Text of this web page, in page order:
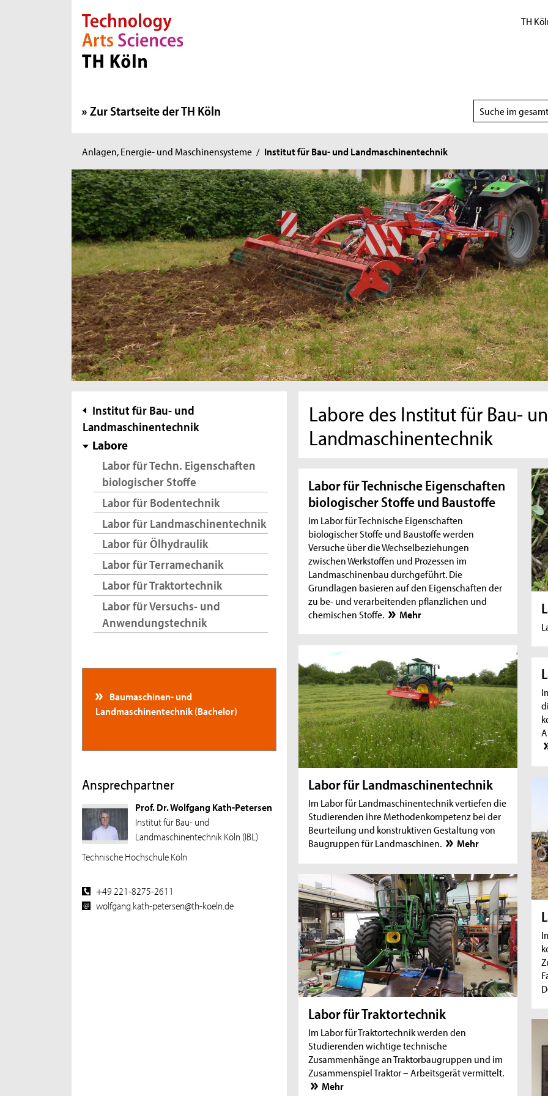
Direkt zur Hauptnavigation
Direkt zur Subnavigation
Direkt zum Inhalt
Direkt zum Fußbereich TH
Zur Startseite der TH Köln
Suchbereich
wählen
Sie
sind
hier:
Anlagen, Energie- und Maschinensysteme / Institut für Bau- und Landmaschinentechnik
Subnavigation
Institut für Bau- und
Landmaschinentechnik
Labore
Labor für Techn. Eigenschaften
biologischer Stoffe
Labor für Bodentechnik
Labor für Landmaschinentechnik
Labor für Ölhydraulik
Labor für Terramechanik
Labor für Traktortechnik
Labor für Versuchs- und
Anwendungstechnik
Baumaschinen- und
Landmaschinentechnik (Bachelor)
Ansprechpartner
Prof. Dr. Wolfgang Kath-Petersen
Institut für Bau- und
Landmaschinentechnik Köln (IBL)
Technische Hochschule Köln
+49 221-8275-2611
wolfgang.kath-petersen@th-koeln.de
Labore des Institut für Bau-
Landmaschinentechnik
Labor für Technische Eigenschaften
biologischer Stoffe und Baustoffe
Im Labor für Technische Eigenschaften
biologischer Stoffe und Baustoffe werden
Versuche über die Wechselbeziehungen
zwischen Werkstoffen und Prozessen im
Landmaschinenbau durchgeführt. Die
Grundlagen basieren auf den Eigenschaften der
zu be- und verarbeitenden pflanzlichen und
chemischen Stoffe.
Mehr
Labor für Landmaschinentechnik
Im Labor für Landmaschinentechnik vertiefen die
Studierenden ihre Methodenkompetenz bei der
Beurteilung und konstruktiven Gestaltung von
Baugruppen für Landmaschinen.
Mehr
Labor für Traktortechnik
Im Labor für Traktortechnik werden den
Studierenden wichtige technische
Zusammenhänge an Traktorbaugruppen und im
Zusammenspiel Traktor – Arbeitsgerät vermittelt.
Mehr